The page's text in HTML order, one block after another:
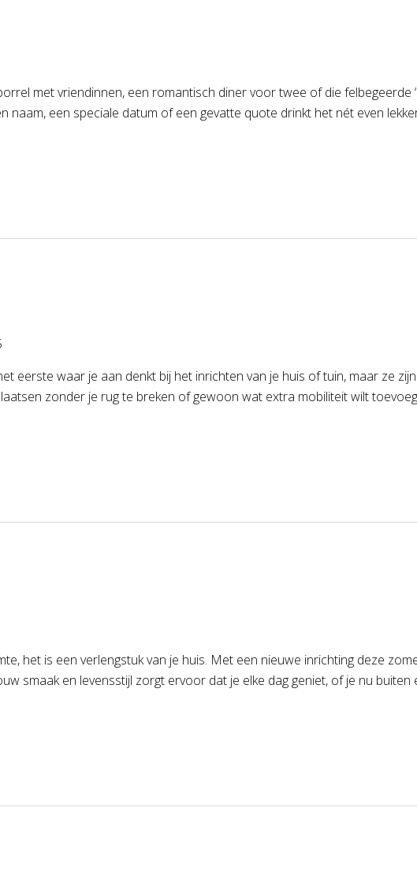
met vriendinnen, een romantisch diner voor twee of die felbegeerde
naam, een speciale datum of een gevatte quote drinkt het nét even
eerste waar je aan denkt bij het inrichten van je huis of tuin, maar ze
zonder je rug te breken of gewoon wat extra mobiliteit wilt
het is een verlengstuk van je huis. Met een nieuwe inrichting deze
smaak en levensstijl zorgt ervoor dat je elke dag geniet, of je nu buiten